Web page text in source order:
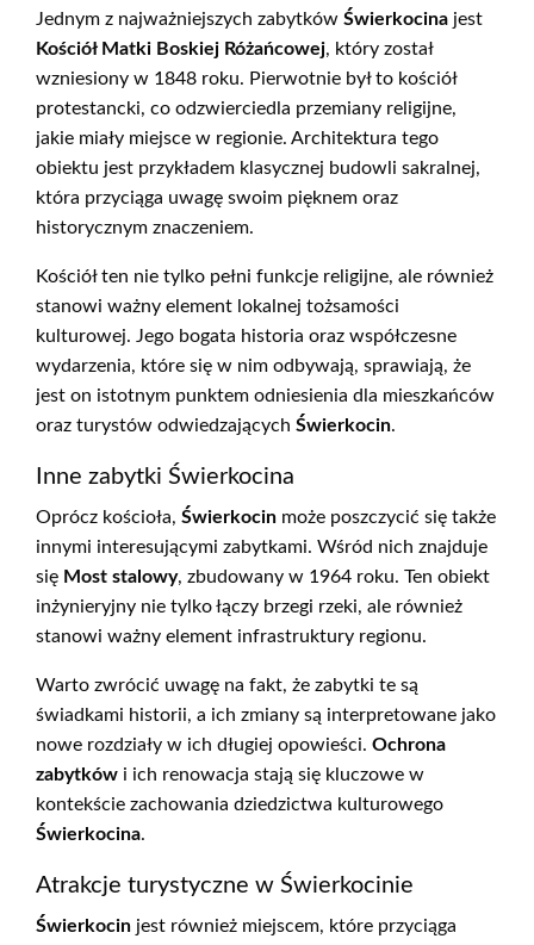
Jednym z najważniejszych zabytków Świerkocina jest
Kościół Matki Boskiej Różańcowej, który został
wzniesiony w 1848 roku. Pierwotnie był to kościół
protestancki, co odzwierciedla przemiany religijne,
jakie miały miejsce w regionie. Architektura tego
obiektu jest przykładem klasycznej budowli sakralnej,
która przyciąga uwagę swoim pięknem oraz
historycznym znaczeniem.
Kościół ten nie tylko pełni funkcje religijne, ale również
stanowi ważny element lokalnej tożsamości
kulturowej. Jego bogata historia oraz współczesne
wydarzenia, które się w nim odbywają, sprawiają, że
jest on istotnym punktem odniesienia dla mieszkańców
oraz turystów odwiedzających Świerkocin.
Inne zabytki Świerkocina
Oprócz kościoła, Świerkocin może poszczycić się także
innymi interesującymi zabytkami. Wśród nich znajduje
się Most stalowy, zbudowany w 1964 roku. Ten obiekt
inżynieryjny nie tylko łączy brzegi rzeki, ale również
stanowi ważny element infrastruktury regionu.
Warto zwrócić uwagę na fakt, że zabytki te są
świadkami historii, a ich zmiany są interpretowane jako
nowe rozdziały w ich długiej opowieści. Ochrona
zabytków i ich renowacja stają się kluczowe w
kontekście zachowania dziedzictwa kulturowego
Świerkocina.
Atrakcje turystyczne w Świerkocinie
Świerkocin jest również miejscem, które przyciąga